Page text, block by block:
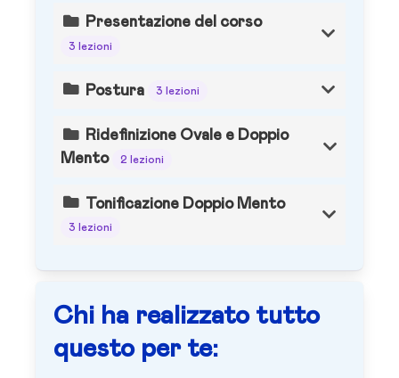
Presentazione del corso
3 lezioni
Postura 3 lezioni
Ridefinizione Ovale e Doppio
Mento
2 lezioni
Tonificazione Doppio Mento
3 lezioni
Chi ha realizzato tutto
questo per te: